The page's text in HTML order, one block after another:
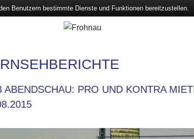
ABENDSCHAU: PRO UND KONTRA
Benutzern bestimmte Dienste und Funktionen bereitzustellen.